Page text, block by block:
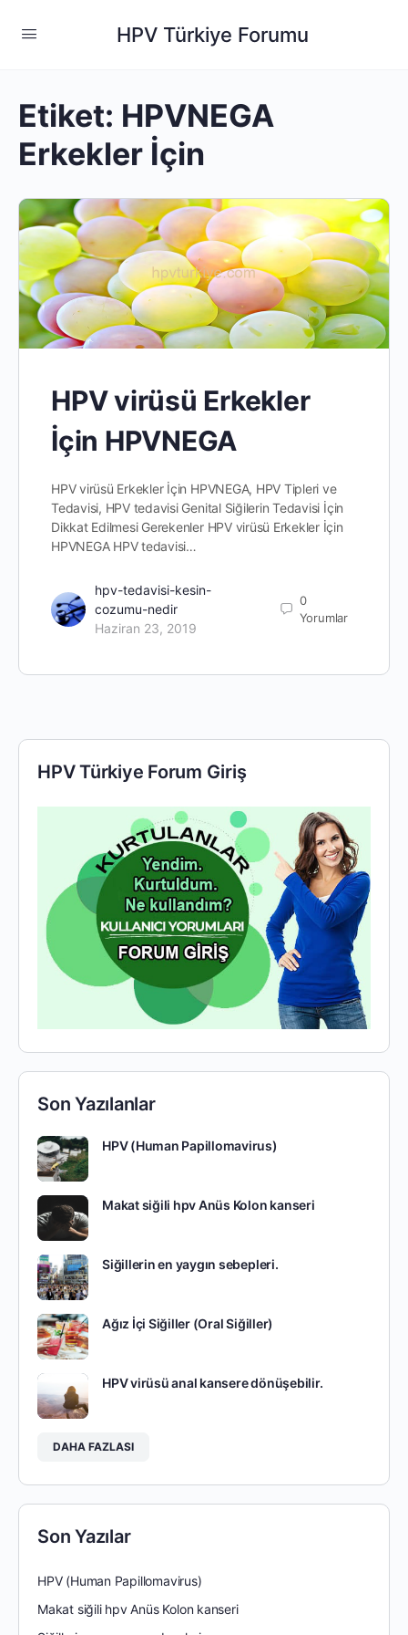
HPV Türkiye Forumu
Etiket: HPVNEGA
Erkekler İçin
HPV virüsü Erkekler
İçin HPVNEGA
HPV virüsü Erkekler İçin HPVNEGA, HPV Tipleri ve
Tedavisi, HPV tedavisi Genital Siğilerin Tedavisi İçin
Dikkat Edilmesi Gerekenler HPV virüsü Erkekler İçin
HPVNEGA HPV tedavisi…
hpv-tedavisi-kesin-
cozumu-nedir
Haziran 23, 2019
0
Yorumlar
HPV Türkiye Forum Giriş
Son Yazılanlar
HPV (Human Papillomavirus)
Makat siğili hpv Anüs Kolon kanseri
Siğillerin en yaygın sebepleri.
Ağız İçi Siğiller (Oral Siğiller)
HPV virüsü anal kansere dönüşebilir.
DAHA FAZLASI
Son Yazılar
HPV (Human Papillomavirus)
Makat siğili hpv Anüs Kolon kanseri